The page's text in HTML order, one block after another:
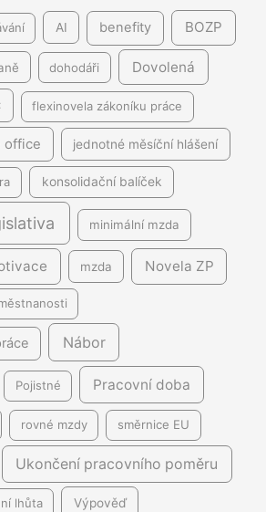
AI benefity BOZP
dohodáři Dovolená
flexinovela zákoníku práce
office jednotné měsíční hlášení
konsolidační balíček
minimální mzda
mzda Novela ZP
Nábor
Pojistné Pracovní doba
rovné mzdy směrnice EU
Ukončení pracovního poměru
lhůta Výpověď